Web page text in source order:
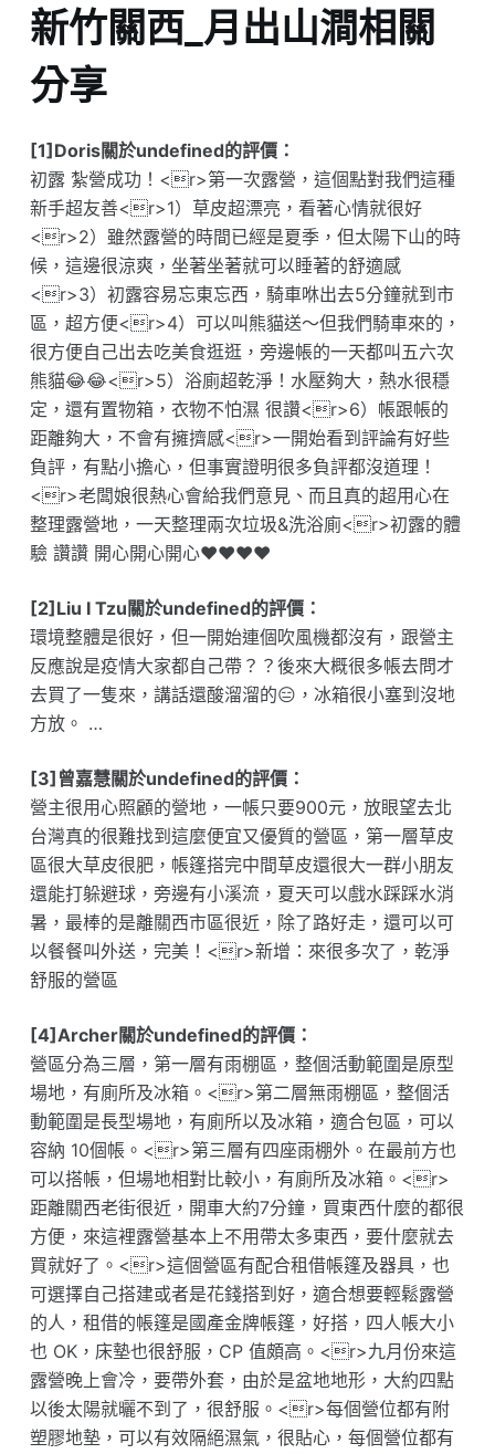
新竹關西_月出山澗相關
分享
[1]Doris關於undefined的評價：
初露 紮營成功！<r>第一次露營，這個點對我們這種
新手超友善<r>1）草皮超漂亮，看著心情就很好
<r>2）雖然露營的時間已經是夏季，但太陽下山的時
候，這邊很涼爽，坐著坐著就可以睡著的舒適感
<r>3）初露容易忘東忘西，騎車咻出去5分鐘就到市
區，超方便<r>4）可以叫熊貓送～但我們騎車來的，
很方便自己出去吃美食逛逛，旁邊帳的一天都叫五六次
熊貓😂😂<r>5）浴廁超乾淨！水壓夠大，熱水很穩
定，還有置物箱，衣物不怕濕 很讚<r>6）帳跟帳的
距離夠大，不會有擁擠感<r>一開始看到評論有好些
負評，有點小擔心，但事實證明很多負評都沒道理！
<r>老闆娘很熱心會給我們意見、而且真的超用心在
整理露營地，一天整理兩次垃圾&洗浴廁<r>初露的體
驗 讚讚 開心開心開心❤️❤️❤️❤️
[2]Liu I Tzu關於undefined的評價：
環境整體是很好，但一開始連個吹風機都沒有，跟營主
反應說是疫情大家都自己帶？？後來大概很多帳去問才
去買了一隻來，講話還酸溜溜的😑，冰箱很小塞到沒地
方放。 …
[3]曾嘉慧關於undefined的評價：
營主很用心照顧的營地，一帳只要900元，放眼望去北
台灣真的很難找到這麼便宜又優質的營區，第一層草皮
區很大草皮很肥，帳篷搭完中間草皮還很大一群小朋友
還能打躲避球，旁邊有小溪流，夏天可以戲水踩踩水消
暑，最棒的是離關西市區很近，除了路好走，還可以可
以餐餐叫外送，完美！<r>新增：來很多次了，乾淨
舒服的營區
[4]Archer關於undefined的評價：
營區分為三層，第一層有雨棚區，整個活動範圍是原型
場地，有廁所及冰箱。<r>第二層無雨棚區，整個活
動範圍是長型場地，有廁所以及冰箱，適合包區，可以
容納 10個帳。<r>第三層有四座雨棚外。在最前方也
可以搭帳，但場地相對比較小，有廁所及冰箱。<r>
距離關西老街很近，開車大約7分鐘，買東西什麼的都很
方便，來這裡露營基本上不用帶太多東西，要什麼就去
買就好了。<r>這個營區有配合租借帳篷及器具，也
可選擇自己搭建或者是花錢搭到好，適合想要輕鬆露營
的人，租借的帳篷是國產金牌帳篷，好搭，四人帳大小
也 OK，床墊也很舒服，CP 值頗高。<r>九月份來這
露營晚上會冷，要帶外套，由於是盆地地形，大約四點
以後太陽就曬不到了，很舒服。<r>每個營位都有附
塑膠地墊，可以有效隔絕濕氣，很貼心，每個營位都有